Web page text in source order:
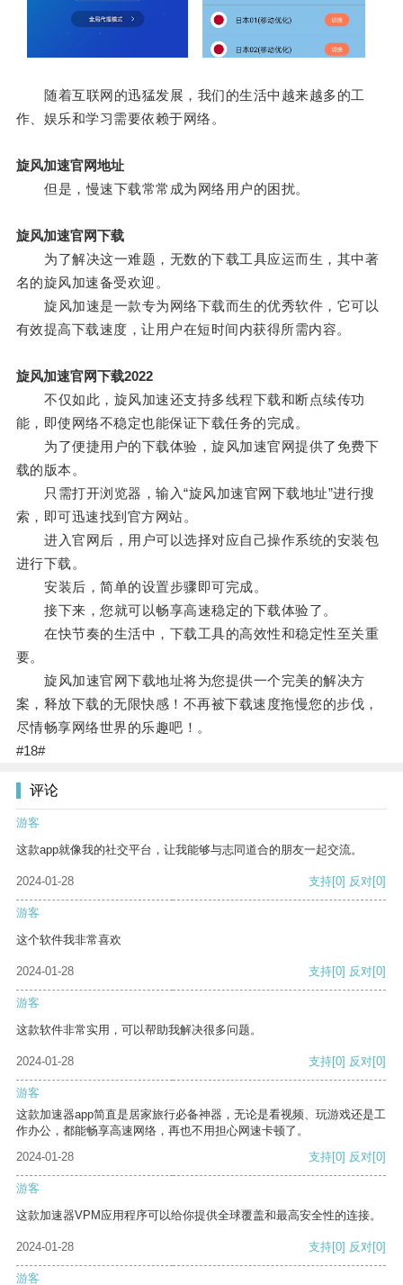
随着互联网的迅猛发展，我们的生活中越来越多的工
作、娱乐和学习需要依赖于网络。
旋风加速官网地址
但是，慢速下载常常成为网络用户的困扰。
旋风加速官网下载
为了解决这一难题，无数的下载工具应运而生，其中著
名的旋风加速备受欢迎。
旋风加速是一款专为网络下载而生的优秀软件，它可以
有效提高下载速度，让用户在短时间内获得所需内容。
旋风加速官网下载2022
不仅如此，旋风加速还支持多线程下载和断点续传功
能，即使网络不稳定也能保证下载任务的完成。
为了便捷用户的下载体验，旋风加速官网提供了免费下
载的版本。
只需打开浏览器，输入“旋风加速官网下载地址”进行搜
索，即可迅速找到官方网站。
进入官网后，用户可以选择对应自己操作系统的安装包
进行下载。
安装后，简单的设置步骤即可完成。
接下来，您就可以畅享高速稳定的下载体验了。
在快节奏的生活中，下载工具的高效性和稳定性至关重
要。
旋风加速官网下载地址将为您提供一个完美的解决方
案，释放下载的无限快感！不再被下载速度拖慢您的步伐，
尽情畅享网络世界的乐趣吧！。
#18#
评论
游客
这款app就像我的社交平台，让我能够与志同道合的朋友一起交流。
2024-01-28 支持[0] 反对[0]
游客
这个软件我非常喜欢
2024-01-28 支持[0] 反对[0]
游客
这款软件非常实用，可以帮助我解决很多问题。
2024-01-28 支持[0] 反对[0]
游客
这款加速器app简直是居家旅行必备神器，无论是看视频、玩游戏还是工
作办公，都能畅享高速网络，再也不用担心网速卡顿了。
2024-01-28
支持[0] 反对[0]
游客
这款加速器VPM应用程序可以给你提供全球覆盖和最高安全性的连接。
2024-01-28 支持[0] 反对[0]
游客